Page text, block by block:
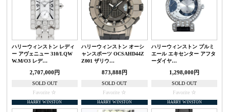
ハリーウィンストン レディ
ー アヴェニュー 310/LQW
W.M/O3 レデ…
2,707,000円
SOLD OUT
Favorite
ハリーウィンストン オーシ
ャンスポーツ OCSAHD44Z
Z001 ザリウ…
873,888円
SOLD OUT
Favorite
ハリーウィンストン プルミ
エール エキセンター アフタ
ーダイヤ…
1,298,000円
SOLD OUT
Favorite
HARRY WINSTON HARRY WINSTON HARRY WINSTON